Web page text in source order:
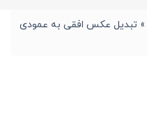
» تبدیل عکس افقی به عمودی